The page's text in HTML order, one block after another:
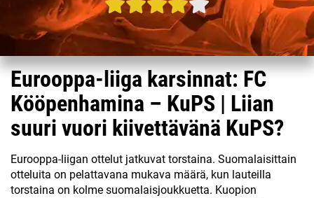
Eurooppa-liiga karsinnat: FC
Kööpenhamina – KuPS | Liian
suuri vuori kiivettävänä KuPS?
Eurooppa-liigan ottelut jatkuvat torstaina. Suomalaisittain
otteluita on pelattavana mukava määrä, kun lauteilla
torstaina on kolme suomalaisjoukkuetta. Kuopion